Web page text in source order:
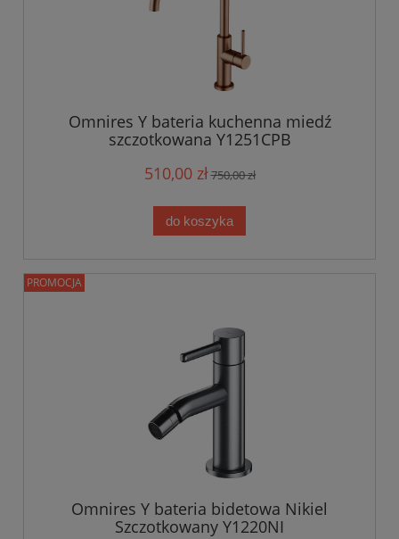
Omnires Y bateria kuchenna miedź
szczotkowana Y1251CPB
510,00 zł750,00 zł
do koszyka
Omnires Y bateria bidetowa Nikiel
Szczotkowany Y1220NI
PROMOCJA